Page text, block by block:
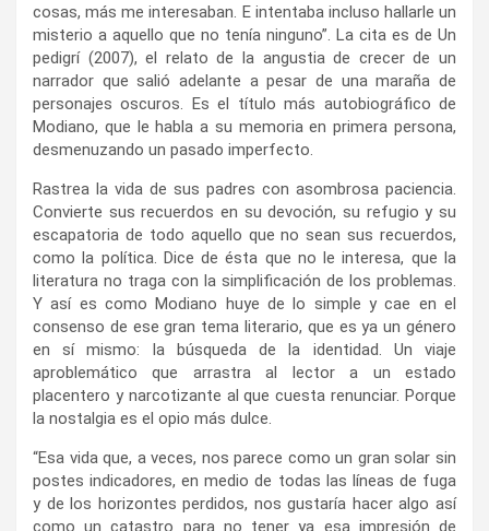
cosas, más me interesaban. E intentaba incluso hallarle un
misterio a aquello que no tenía ninguno”. La cita es de Un
pedigrí (2007), el relato de la angustia de crecer de un
narrador que salió adelante a pesar de una maraña de
personajes oscuros. Es el título más autobiográfico de
Modiano, que le habla a su memoria en primera persona,
desmenuzando un pasado imperfecto.
Rastrea la vida de sus padres con asombrosa paciencia.
Convierte sus recuerdos en su devoción, su refugio y su
escapatoria de todo aquello que no sean sus recuerdos,
como la política. Dice de ésta que no le interesa, que la
literatura no traga con la simplificación de los problemas.
Y así es como Modiano huye de lo simple y cae en el
consenso de ese gran tema literario, que es ya un género
en sí mismo: la búsqueda de la identidad. Un viaje
aproblemático que arrastra al lector a un estado
placentero y narcotizante al que cuesta renunciar. Porque
la nostalgia es el opio más dulce.
“Esa vida que, a veces, nos parece como un gran solar sin
postes indicadores, en medio de todas las líneas de fuga
y de los horizontes perdidos, nos gustaría hacer algo así
como un catastro para no tener ya esa impresión de